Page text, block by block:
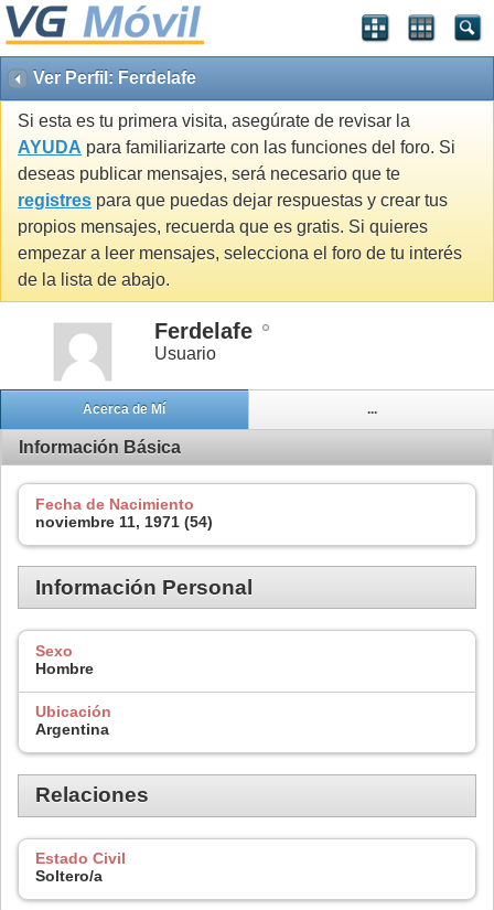
Ver Perfil: Ferdelafe
Si esta es tu primera visita, asegúrate de revisar la
AYUDA para familiarizarte con las funciones del foro. Si
deseas publicar mensajes, será necesario que te
registres para que puedas dejar respuestas y crear tus
propios mensajes, recuerda que es gratis. Si quieres
empezar a leer mensajes, selecciona el foro de tu interés
de la lista de abajo.
Ferdelafe
Usuario
Acerca de Mí ...
Información Básica
Fecha de Nacimiento
noviembre 11, 1971 (54)
Información Personal
Sexo
Hombre
Ubicación
Argentina
Relaciones
Estado Civil
Soltero/a